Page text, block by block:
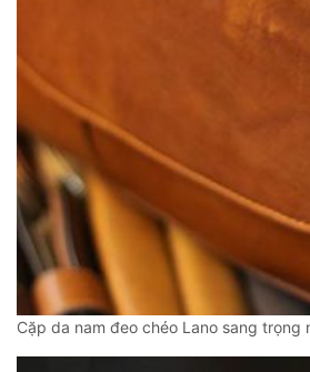
Cặp da nam đeo chéo Lano sang